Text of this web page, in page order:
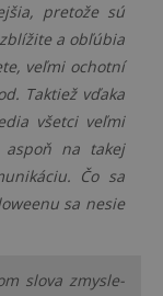
pretože sú
a obľúbia
veľmi ochotní
Taktiež vďaka
všetci veľmi
aspoň na takej
Čo sa
sa nesie
slova zmysle-